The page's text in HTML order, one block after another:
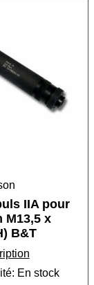
IIA pour
M13,5 x
B&T
: En stock